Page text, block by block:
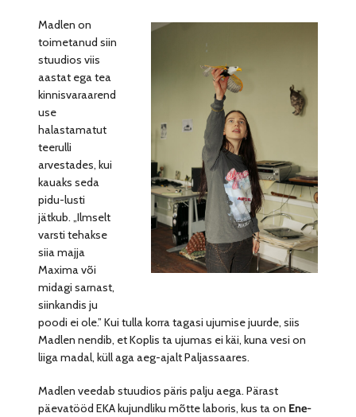
Madlen on
toimetanud siin
stuudios viis
aastat ega tea
kinnisvaraarend
use
halastamatut
teerulli
arvestades, kui
kauaks seda
pidu-lusti
jätkub. „Ilmselt
varsti tehakse
siia majja
Maxima või
midagi sarnast,
siinkandis ju
poodi ei ole.” Kui tulla korra tagasi ujumise juurde, siis
Madlen nendib, et Koplis ta ujumas ei käi, kuna vesi on
liiga madal, küll aga aeg-ajalt Paljassaares.
Madlen veedab stuudios päris palju aega. Pärast
päevatööd EKA kujundliku mõtte laboris, kus ta on Ene-